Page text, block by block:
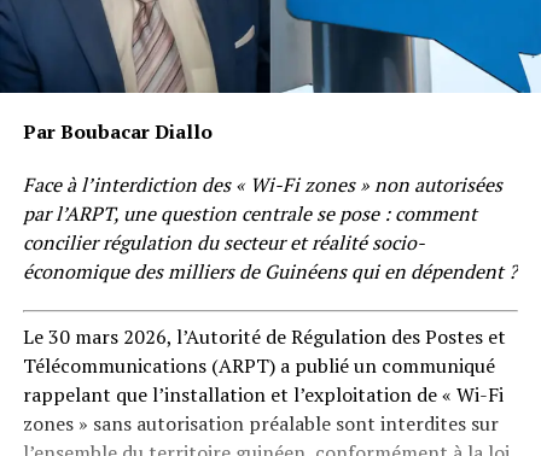
Par Boubacar Diallo
Face à l’interdiction des « Wi-Fi zones » non autorisées
par l’ARPT, une question centrale se pose : comment
concilier régulation du secteur et réalité socio-
économique des milliers de Guinéens qui en dépendent ?
Le 30 mars 2026, l’Autorité de Régulation des Postes et
Télécommunications (ARPT) a publié un communiqué
rappelant que l’installation et l’exploitation de « Wi-Fi
zones » sans autorisation préalable sont interdites sur